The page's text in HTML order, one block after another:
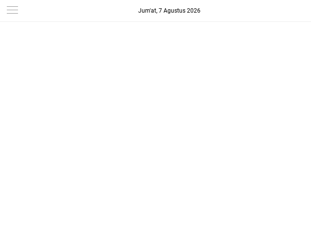
Jum'at, 7 Agustus 2026